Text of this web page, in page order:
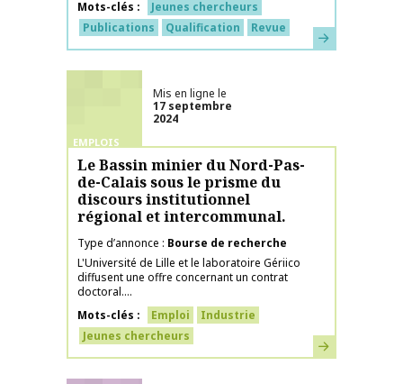
Mots-clés
Jeunes chercheurs
Publications
Qualification Revue En savoir plus
EMPLOIS
Mis en ligne le
17 septembre
2024
Le Bassin minier du Nord-Pas-
de-Calais sous le prisme du
discours institutionnel
régional et intercommunal.
Type d’annonce
Bourse de recherche
L'Université de Lille et le laboratoire Gériico
diffusent une offre concernant un contrat
doctoral....
Mots-clés
Emploi
Industrie
Jeunes chercheurs
En savoir plus